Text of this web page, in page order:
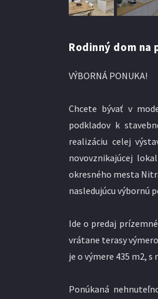
Rodinný dom
VÝBORNÁ PONUKA!
Chcete bývať v
podkladov k
realizáciu celej
novovznikajúcej
okresného mesta
nasledujúcu výbornú
Ide o predaj
vrátane terasy
je o výmere 435 m2,
Ponúkaná